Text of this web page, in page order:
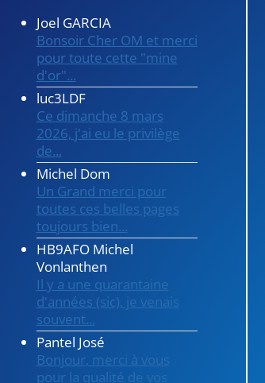
Joel GARCIA
Bonsoir Cher OM et merci
pour toute cette "mine
d'or"...
luc3LDF
Ce dimanche 8 mars
2026, j'ai eu le privilège
de...
Michel Dom
Un Grand merci pour
toutes ces belles pages
toujours bien...
HB9AFO Michel
Vonlanthen
Il y a une quarantaine
d'années (sic), je venais
souvent...
Pantel José
Bonjour, merci à vous
pour la qualité de vos